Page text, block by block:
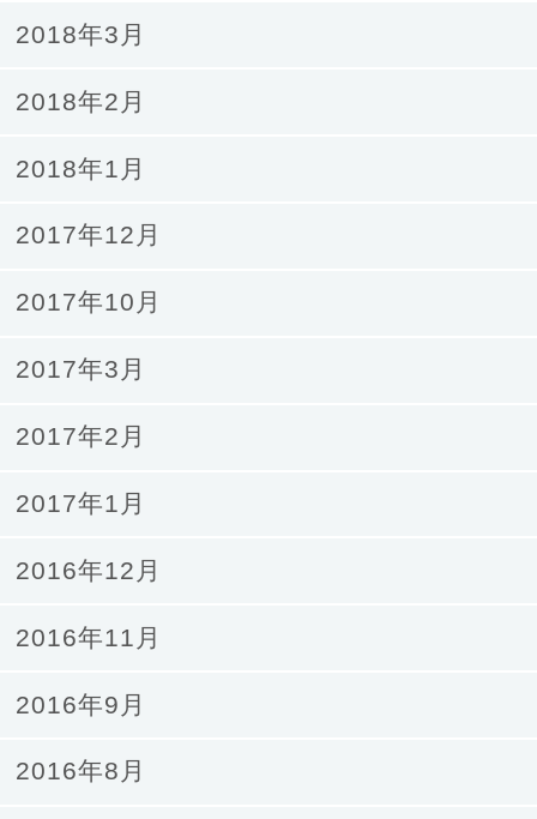
2018年3月
2018年2月
2018年1月
2017年12月
2017年10月
2017年3月
2017年2月
2017年1月
2016年12月
2016年11月
2016年9月
2016年8月